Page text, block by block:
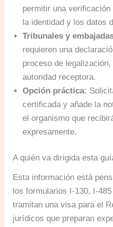
permitir una
la identidad y los datos
Tribunales y
requieren una
proceso de
autoridad receptora.
Opción práctica:
certificada y añade la
el organismo que
expresamente.
A quién va dirigida esta
Esta información está
los formularios I-130, I-
tramitan una visa para el
jurídicos que preparan